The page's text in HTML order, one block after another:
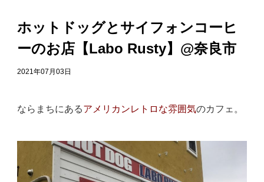
ホットドッグとサイフォンコーヒ
ーのお店【Labo Rusty】@奈良市
2021年07月03日
ならまちにあるアメリカンレトロな雰囲気のカフェ。